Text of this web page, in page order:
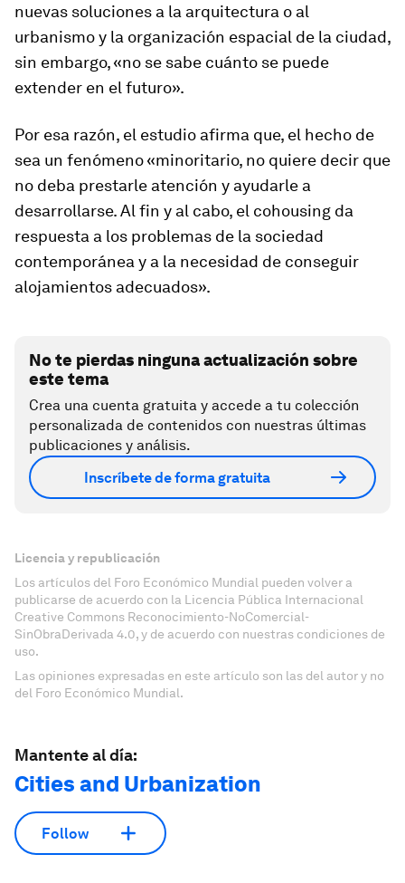
nuevas soluciones a la arquitectura o al
urbanismo y la organización espacial de la ciudad,
sin embargo, «no se sabe cuánto se puede
extender en el futuro».
Por esa razón, el estudio afirma que, el hecho de
sea un fenómeno «minoritario, no quiere decir que
no deba prestarle atención y ayudarle a
desarrollarse. Al fin y al cabo, el cohousing da
respuesta a los problemas de la sociedad
contemporánea y a la necesidad de conseguir
alojamientos adecuados».
No te pierdas ninguna actualización sobre
este tema
Crea una cuenta gratuita y accede a tu colección
personalizada de contenidos con nuestras últimas
publicaciones y análisis.
Inscríbete de forma gratuita
Licencia y republicación
Los artículos del Foro Económico Mundial pueden volver a
publicarse de acuerdo con la Licencia Pública Internacional
Creative Commons Reconocimiento-NoComercial-
SinObraDerivada 4.0, y de acuerdo con nuestras condiciones de
uso.
Las opiniones expresadas en este artículo son las del autor y no
del Foro Económico Mundial.
Mantente al día:
Cities and Urbanization
Follow